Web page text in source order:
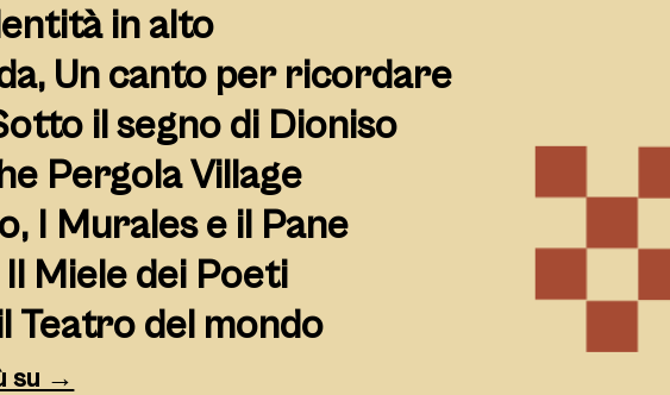
in alto
Un canto per ricordare
il segno di Dioniso
Pergola Village
I Murales e il Pane
Miele dei Poeti
Teatro del mondo
su →